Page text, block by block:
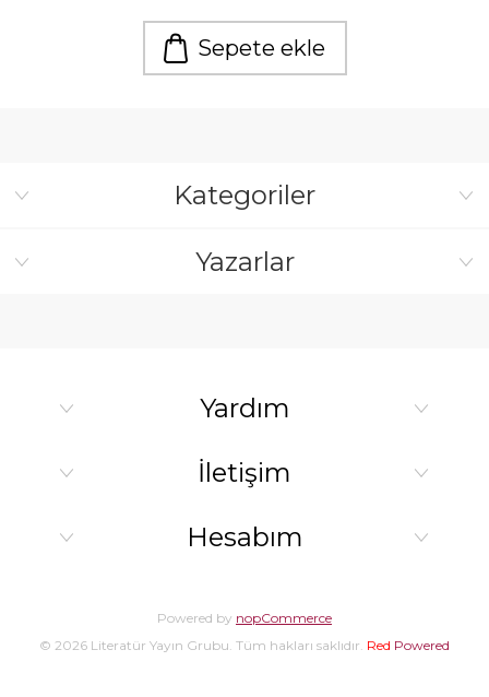
Sepete ekle
Kategoriler
Yazarlar
Yardım
İletişim
Hesabım
Powered by nopCommerce
© 2026 Literatür Yayın Grubu. Tüm hakları saklıdır. Red Powered